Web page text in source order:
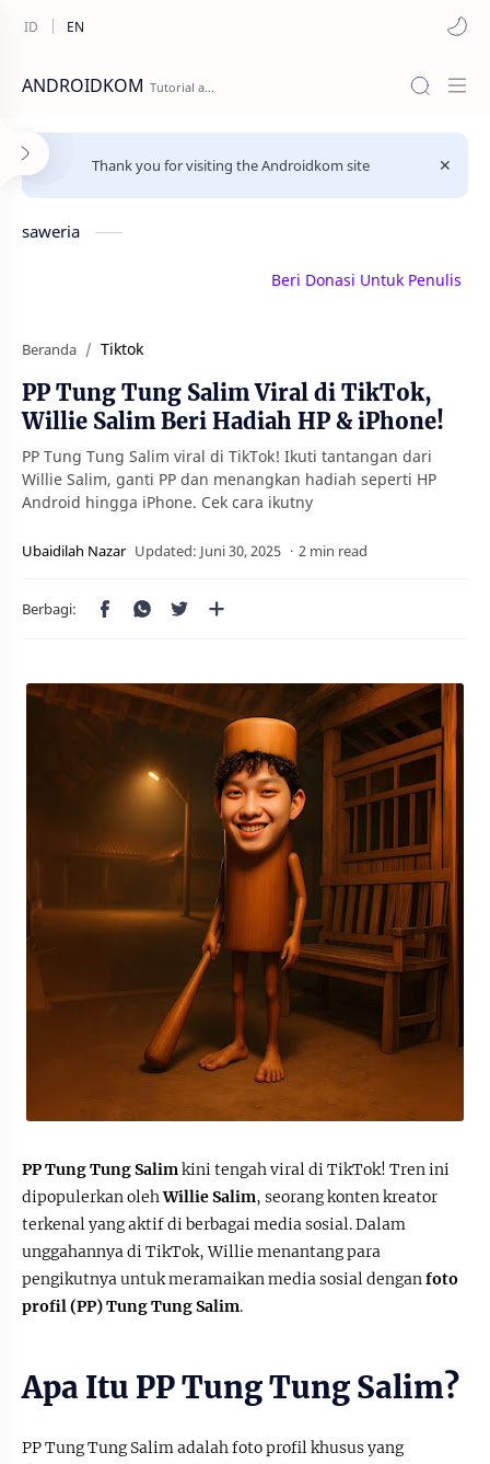
ANDROIDKOM
Thank you for visiting the Androidkom site
saweria
Beri Donasi Untuk Penulis |
Beranda Tiktok
PP Tung Tung Salim Viral di TikTok,
Willie Salim Beri Hadiah HP & iPhone!
PP Tung Tung Salim viral di TikTok! Ikuti tantangan dari
Willie Salim, ganti PP dan menangkan hadiah seperti HP
Android hingga iPhone. Cek cara ikutny
2 min read
PP Tung Tung Salimkini tengah viral di TikTok! Tren ini
dipopulerkan olehWillie Salim, seorang konten kreator
terkenal yang aktif di berbagai media sosial. Dalam
unggahannya di TikTok, Willie menantang para
pengikutnya untuk meramaikan media sosial denganfoto
profil (PP) Tung Tung Salim.
Apa Itu PP Tung Tung Salim?
PP Tung Tung Salim adalah foto profil khusus yang